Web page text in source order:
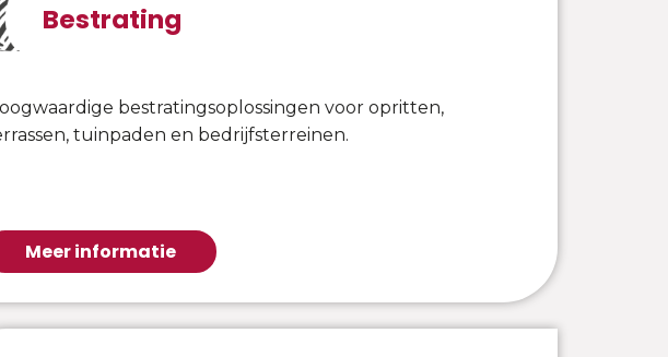
Bestrating
bestratingsoplossingen voor opritten,
tuinpaden en bedrijfsterreinen.
Meer informatie